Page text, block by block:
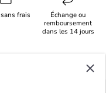
frais
Échange ou
remboursement
dans les 14 jours